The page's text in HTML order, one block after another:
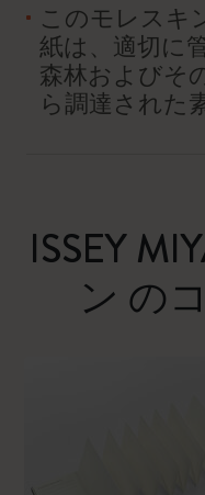
このモレスキ
紙は、適切に
森林およびそ
ら調達された
ISSEY
ン の